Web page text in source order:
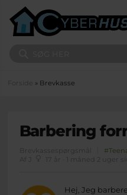
Du er her
» Brevkasse
Barbering
Brevkassespørgsmål
Af J
Hej, Jeg